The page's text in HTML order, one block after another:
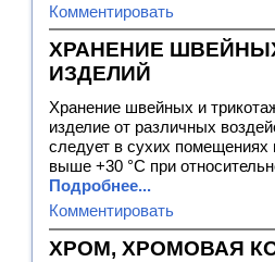
Комментировать
ХРАНЕНИЕ
ИЗДЕЛИЙ
Хранение швейных и
изделие от различных
следует в сухих помещениях
выше +30 °С при
Подробнее...
Комментировать
ХРОМ, ХРОМОВАЯ